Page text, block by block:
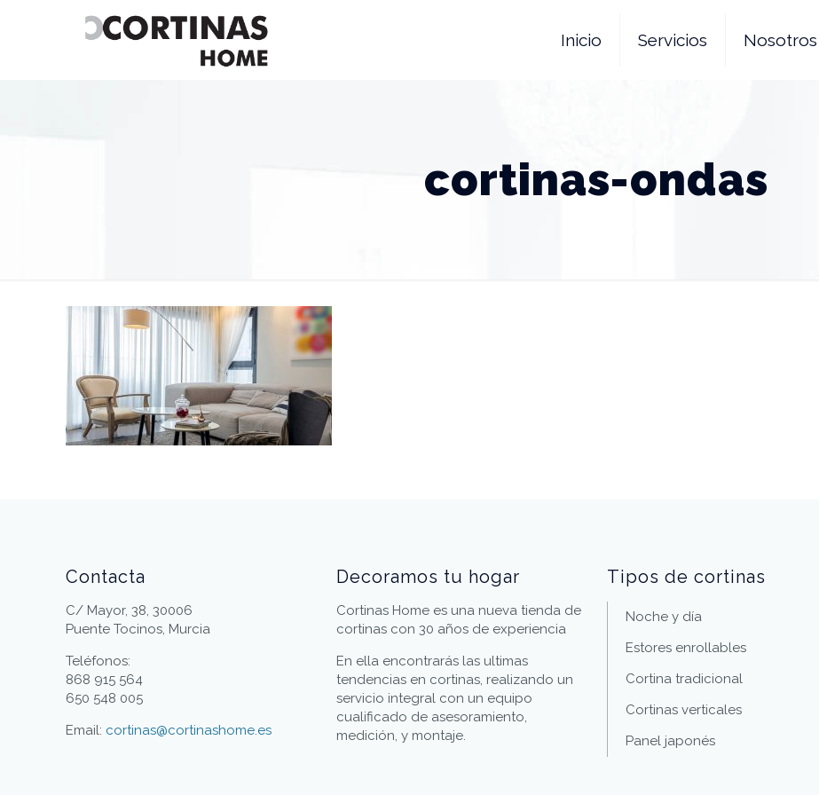
Inicio Servicios Nosotros
cortinas-ondas
Contacta
C/ Mayor, 38, 30006
Puente Tocinos, Murcia
Teléfonos:
868 915 564
650 548 005
Email: cortinas@cortinashome.es
Decoramos tu hogar
Cortinas Home es una nueva tienda de
cortinas con 30 años de experiencia
En ella encontrarás las ultimas
tendencias en cortinas, realizando un
servicio integral con un equipo
cualificado de asesoramiento,
medición, y montaje.
Tipos de cortinas
Noche y día
Estores enrollables
Cortina tradicional
Cortinas verticales
Panel japonés